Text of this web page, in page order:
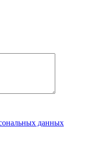
данных